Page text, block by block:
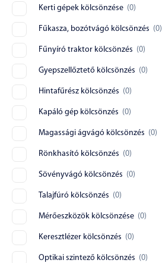
Kerti gépek kölcsönzése (0)
Fűkasza, bozótvágó kölcsönzés (0)
Fűnyíró traktor kölcsönzés (0)
Gyepszellőztető kölcsönzés (0)
Hintafűrész kölcsönzés (0)
Kapáló gép kölcsönzés (0)
Magassági ágvágó kölcsönzés (0)
Rönkhasító kölcsönzés (0)
Sövényvágó kölcsönzés (0)
Talajfúró kölcsönzés (0)
Mérőeszközök kölcsönzése (0)
Keresztlézer kölcsönzés (0)
Optikai szintező kölcsönzés (0)